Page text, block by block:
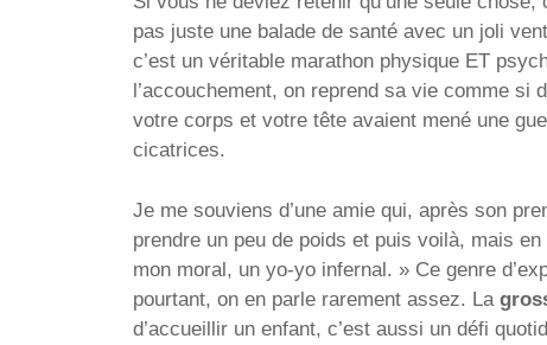
pas juste une balade de santé avec un joli
c’est un véritable marathon physique ET
l’accouchement, on reprend sa vie comme si
votre corps et votre tête avaient mené une
cicatrices.
Je me souviens d’une amie qui, après son
prendre un peu de poids et puis voilà, mais
mon moral, un yo-yo infernal. » Ce genre
pourtant, on en parle rarement assez. La
d’accueillir un enfant, c’est aussi un défi